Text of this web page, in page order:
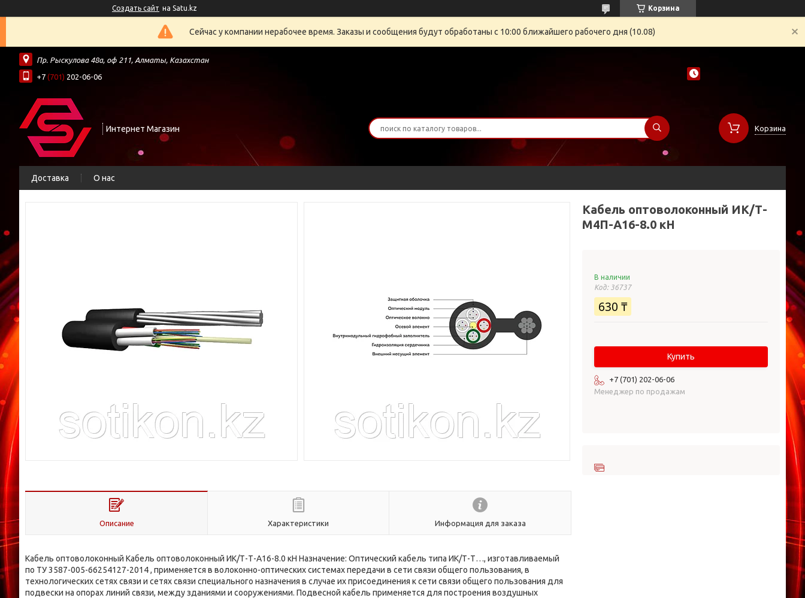
Создать сайт на Satu.kz Корзина
Сейчас у компании нерабочее время. Заказы и сообщения будут обработаны с 10:00 ближайшего рабочего дня (10.08)
Пр. Рыскулова 48а, оф 211, Алматы, Казахстан
+7 (701) 202-06-06
Интернет Магазин Корзина
Доставка О нас
Описание Характеристики Информация для заказа
Кабель оптоволоконный Кабель оптоволоконный ИК/Т-Т-А16-8.0 кН Назначение: Оптический кабель типа ИК/Т-Т…, изготавливаемый
по ТУ 3587-005-66254127-2014 , применяется в волоконно-оптических системах передачи в сети связи общего пользования, в
технологических сетях связи и сетях связи специального назначения в случае их присоединения к сети связи общего пользования для
подвески на опорах линий связи, между зданиями и сооружениями. Подвесной кабель применяется для построения воздушных
Кабель оптоволоконный ИК/Т-
М4П-А16-8.0 кН
В наличии
Код: 36737
630 ₸
Купить
+7 (701) 202-06-06
Менеджер по продажам